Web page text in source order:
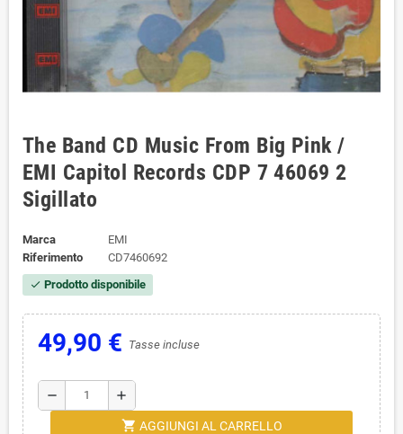
The Band CD Music From Big Pink /
EMI Capitol Records CDP 7 46069 2
Sigillato
Marca
EMI
Riferimento
CD7460692
check Prodotto disponibile
49,90 € Tasse incluse
remove add
shopping_cart AGGIUNGI AL CARRELLO